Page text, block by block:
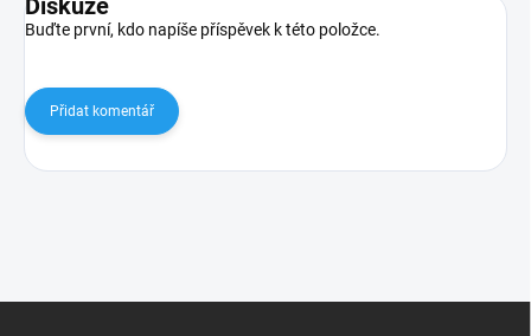
Diskuze
Buďte první, kdo napíše příspěvek k této položce.
Přidat komentář